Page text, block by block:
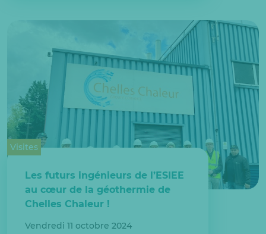
Visites
Les futurs ingénieurs de l’ESIEE
au cœur de la géothermie de
Chelles Chaleur !
Vendredi 11 octobre 2024